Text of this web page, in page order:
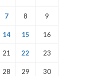
7 8 9
14 15 16
21 22 23
28 29 30